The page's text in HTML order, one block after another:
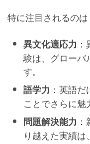
特に注目されるのは
異文化適応力
験は、グローバ
す。
語学力 ：英語
ことでさらに魅
問題解決能力
り越えた実績は